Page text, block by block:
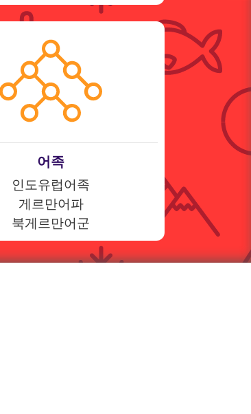
어족
인도유럽어족
게르만어파
북게르만어군